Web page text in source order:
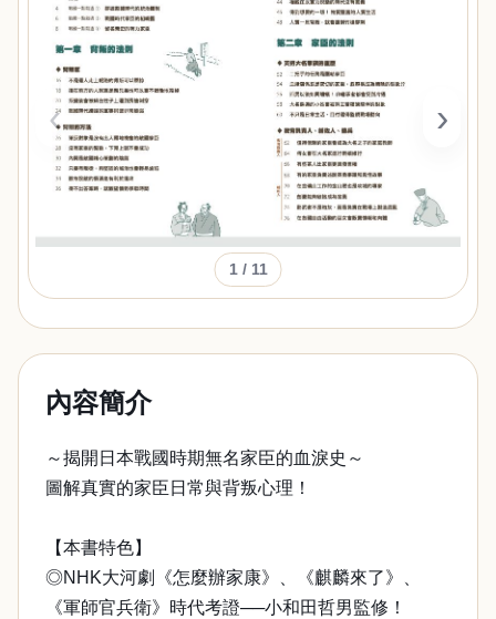
‹ ›
1/ 11
內容簡介
～揭開日本戰國時期無名家臣的血淚史～
圖解真實的家臣日常與背叛心理！
【本書特色】
◎NHK大河劇《怎麼辦家康》、《麒麟來了》、
《軍師官兵衛》時代考證──小和田哲男監修！